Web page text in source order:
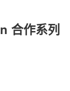
合作系列